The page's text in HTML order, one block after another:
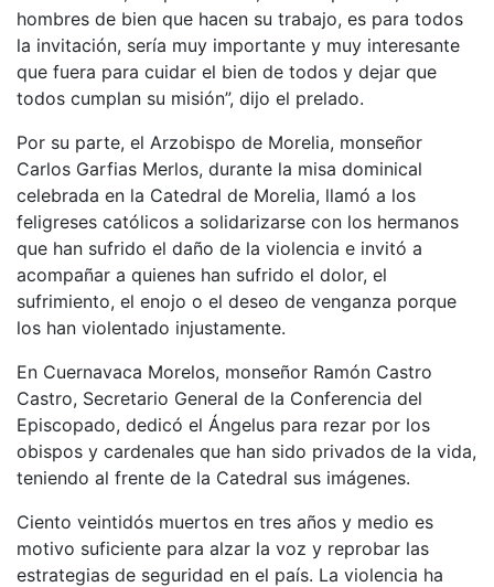
hombres de bien que hacen su trabajo, es para todos
la invitación, sería muy importante y muy interesante
que fuera para cuidar el bien de todos y dejar que
todos cumplan su misión”, dijo el prelado.
Por su parte, el Arzobispo de Morelia, monseñor
Carlos Garfias Merlos, durante la misa dominical
celebrada en la Catedral de Morelia, llamó a los
feligreses católicos a solidarizarse con los hermanos
que han sufrido el daño de la violencia e invitó a
acompañar a quienes han sufrido el dolor, el
sufrimiento, el enojo o el deseo de venganza porque
los han violentado injustamente.
En Cuernavaca Morelos, monseñor Ramón Castro
Castro, Secretario General de la Conferencia del
Episcopado, dedicó el Ángelus para rezar por los
obispos y cardenales que han sido privados de la vida,
teniendo al frente de la Catedral sus imágenes.
Ciento veintidós muertos en tres años y medio es
motivo suficiente para alzar la voz y reprobar las
estrategias de seguridad en el país. La violencia ha